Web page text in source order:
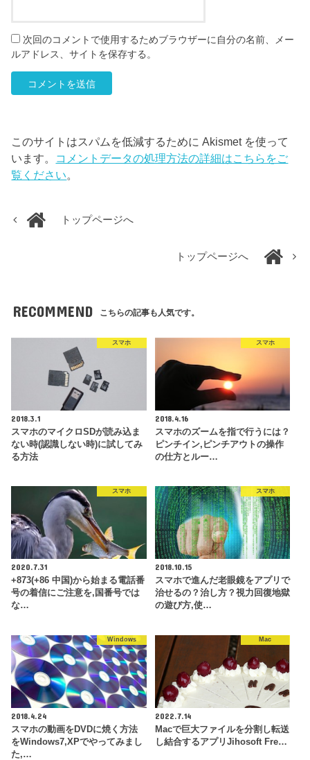
次回のコメントで使用するためブラウザーに自分の名前、メー
ルアドレス、サイトを保存する。
このサイトはスパムを低減するために Akismet を使って
います。 コメントデータの処理方法の詳細はこちらをご
覧ください。
トップページへ
トップページへ
RECOMMEND こちらの記事も人気です。
スマホ
2018.3.1
スマホのマイクロSDが読み込ま
ない時(認識しない時)に試してみ
る方法
スマホ
2018.4.16
スマホのズームを指で行うには？
ピンチイン,ピンチアウトの操作
の仕方とルー…
スマホ
2020.7.31
+873(+86 中国)から始まる電話番
号の着信にご注意を,国番号では
な…
スマホ
2018.10.15
スマホで進んだ老眼鏡をアプリで
治せるの？治し方？視力回復地獄
の遊び方,使…
Windows
2018.4.24
スマホの動画をDVDに焼く方法
をWindows7,XPでやってみまし
た,…
Mac
2022.7.14
Macで巨大ファイルを分割し転送
し結合するアプリJihosoft Fre…